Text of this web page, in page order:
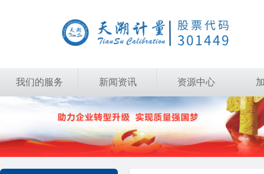
我们的服务 新闻资讯 资源中心